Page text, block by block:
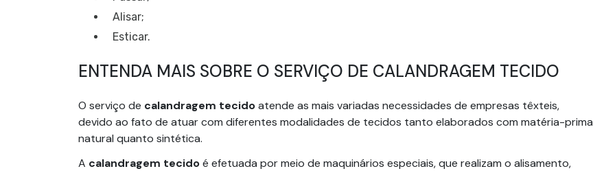
Alisar;
Esticar.
ENTENDA MAIS SOBRE O SERVIÇO DE CALANDRAGEM TECIDO
O serviço de calandragem tecidoatende as mais variadas necessidades de empresas têxteis,
devido ao fato de atuar com diferentes modalidades de tecidos tanto elaborados com matéria-prima
natural quanto sintética.
A calandragem tecidoé efetuada por meio de maquinários especiais, que realizam o alisamento,